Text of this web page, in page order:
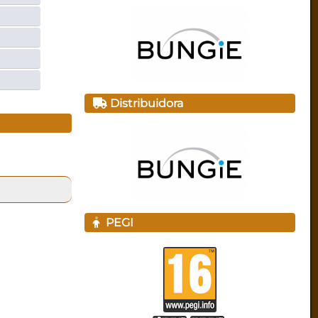
Distribuidora
PEGI